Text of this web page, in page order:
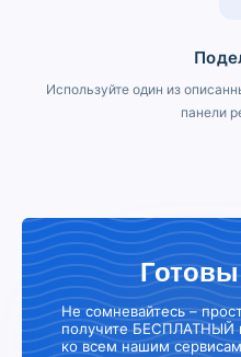
Используйте один из
панели
Готовы
Не сомневайтесь –
получите БЕСПЛАТНЫЙ
ко всем нашим